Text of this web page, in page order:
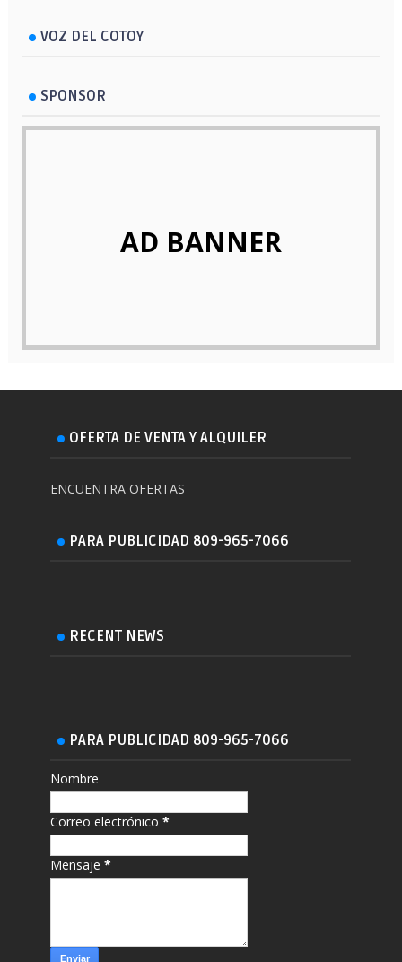
VOZ DEL COTOY
SPONSOR
AD BANNER
OFERTA DE VENTA Y ALQUILER
ENCUENTRA OFERTAS
PARA PUBLICIDAD 809-965-7066
RECENT NEWS
PARA PUBLICIDAD 809-965-7066
Nombre
Correo electrónico*
Mensaje*